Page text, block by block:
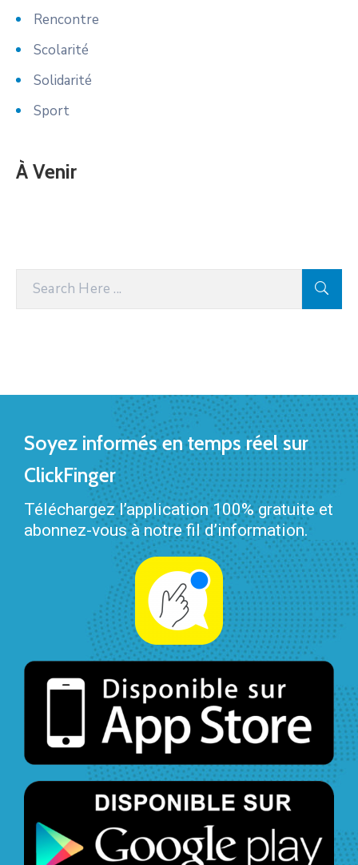
Rencontre
Scolarité
Solidarité
Sport
À Venir
Soyez informés en temps réel sur
ClickFinger
Téléchargez l’application 100% gratuite et
abonnez-vous à notre fil d’information.